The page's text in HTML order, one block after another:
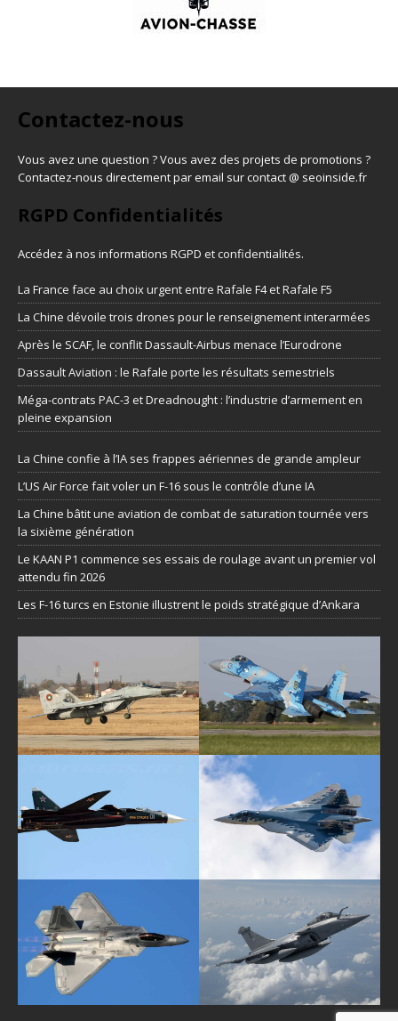
Contactez-nous
Vous avez une question ? Vous avez des projets de promotions ?
Contactez-nous directement par email sur contact @ seoinside.fr
RGPD Confidentialités
Accédez à nos informations RGPD et confidentialités.
La France face au choix urgent entre Rafale F4 et Rafale F5
La Chine dévoile trois drones pour le renseignement interarmées
Après le SCAF, le conflit Dassault-Airbus menace l’Eurodrone
Dassault Aviation : le Rafale porte les résultats semestriels
Méga-contrats PAC-3 et Dreadnought : l’industrie d’armement en
pleine expansion
La Chine confie à l’IA ses frappes aériennes de grande ampleur
L’US Air Force fait voler un F-16 sous le contrôle d’une IA
La Chine bâtit une aviation de combat de saturation tournée vers
la sixième génération
Le KAAN P1 commence ses essais de roulage avant un premier vol
attendu fin 2026
Les F-16 turcs en Estonie illustrent le poids stratégique d’Ankara